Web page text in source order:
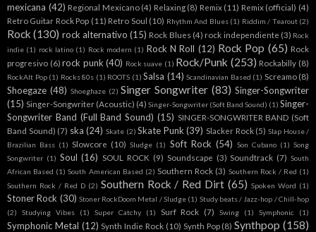
mexicana (42) Regional Mexicano (4) Relaxing (8) Remix (11) Remix (official) (4)
Retro Guitar Rock Pop (11) Retro Soul (10) Rhythm And Blues (1) Riddim / Tearout (2)
Rock (130) rock alternativo (15) Rock Blues (4) rock independiente (3) Rock
indie (1) rock latino (1) Rock modern (1) Rock N Roll (12) Rock Pop (65) Rock
progresivo (6) rock punk (40) Rock suave (1) Rock/Punk (253) Rockabilly (8)
RockAlt Pop (1) Rocks 80s (1) ROOTS (1) Salsa (14) Scandinavian Based (1) Screamo (8)
Shoegaze (48) Shoeghaze (2) Singer Songwriter (83) Singer-Songwriter
(15) Singer-Songwriter (Acoustic) (4) Singer-Songwriter (Soft Band Sound) (1) Singer-
Songwriter Band (Full Band Sound) (15) SINGER-SONGWRITER BAND (Soft
Band Sound) (7) ska (24) Skate (2) Skate Punk (39) Slacker Rock (5) Slap House /
Brazilian Bass (1) Slowcore (10) Sludge (1) Soft Rock (54) Son Cubano (1) Song
Songwriter (1) Soul (16) SOUL ROCK (9) Soundscape (3) Soundtrack (7) South
African Based (1) South American Based (2) Southern Rock (3) Southern Rock / Red (1)
Southern Rock / Red D (2) Southern Rock / Red Dirt (65) Spoken Word (1)
Stoner Rock (30) Stoner RockDoom Metal / Sludge (1) Study beats / Jazz-hop / Chill-hop
(2)
Studying Vibes (1) Super Catchy (1) Surf Rock (7) Swing (1) Symphonic (1)
Symphonic Metal (12) Synth Indie Rock (10) Synth Pop (8) Synthpop (158)